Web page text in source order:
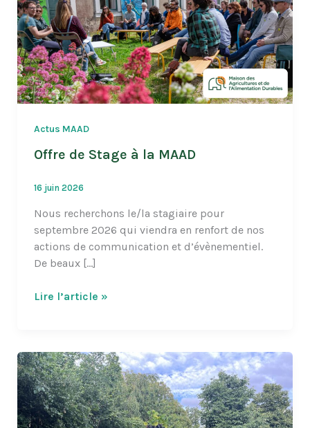
Actus MAAD
Offre de Stage à la MAAD
16 juin 2026
Nous recherchons le/la stagiaire pour
septembre 2026 qui viendra en renfort de nos
actions de communication et d’évènementiel.
De beaux […]
Offre
la
MAAD
Lire l’article »